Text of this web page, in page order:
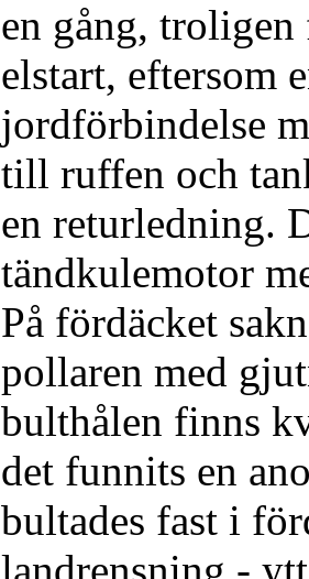
en gång,
elstart, eftersom
jordförbindelse
till ruffen och
en returledning.
tändkulemotor
På fördäcket
pollaren med
bulthålen finns
det funnits en
bultades fast i